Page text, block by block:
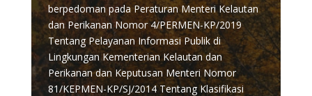
berpedoman pada Peraturan Menteri Kelautan
dan Perikanan Nomor 4/PERMEN-KP/2019
Tentang Pelayanan Informasi Publik di
Lingkungan Kementerian Kelautan dan
Perikanan dan Keputusan Menteri Nomor
81/KEPMEN-KP/SJ/2014 Tentang Klasifikasi